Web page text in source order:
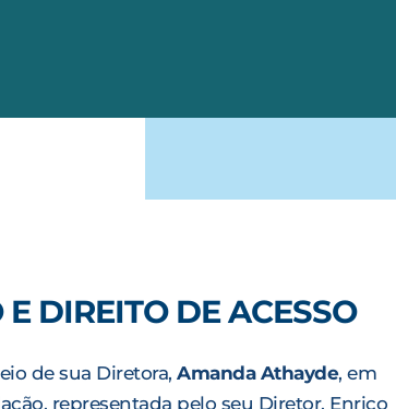
DIREITO DE ACESSO
de sua Diretora, Amanda Athayde, em
representada pelo seu Diretor, Enrico